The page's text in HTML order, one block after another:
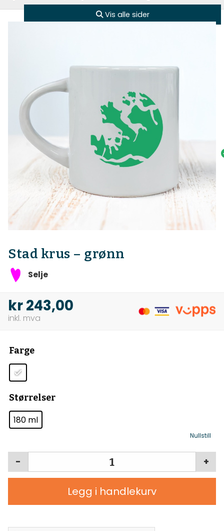
Vis alle sider
Stad krus – grønn
Selje
kr243,00
Farge
Størrelser
180 ml
Nullstill
+
-
Legg i handlekurv